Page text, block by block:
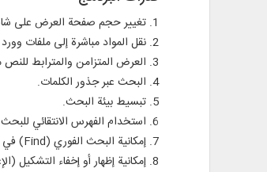
1. تغيير حجم صفحة العرض على شاشات العرض المختلفة.
2. نقل المواد مباشرة إلى ملفات وورد (Word).
3. العرض المتزامن والمترابط للنص مع الترجمات.
4. البحث عبر جذور الكلمات.
5. تبسيط بيئة البحث.
6. استخدام الفهرس الانتقائي للبحث السريع في عناوين فهرس الكتب.
7. إمكانية البحث الفوري (Find) في الأقسام المختلفة.
8. إمكانية إظهار أو إخفاء التشكيل (الإعراب)، والعناوين العلوية، والحواشي السفلية.